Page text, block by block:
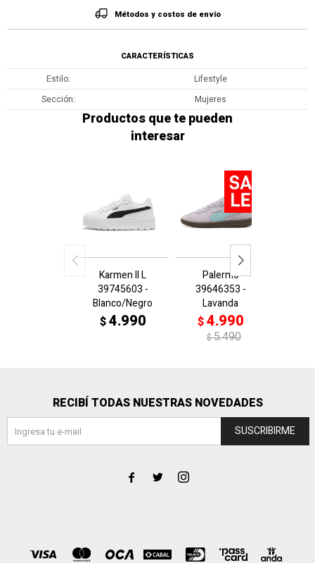
Métodos y costos de envío
CARACTERÍSTICAS
Estilo
Lifestyle
Sección
Mujeres
Productos que te pueden
interesar
Karmen II L
39745603 -
Blanco/Negro
$4.990
Palermo
39646353 -
Lavanda
$4.990
$5.490
RECIBÍ TODAS NUESTRAS NOVEDADES
SUSCRIBIRME
  